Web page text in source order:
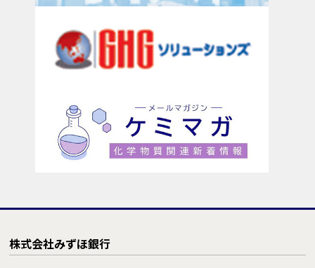
株式会社みずほ銀行